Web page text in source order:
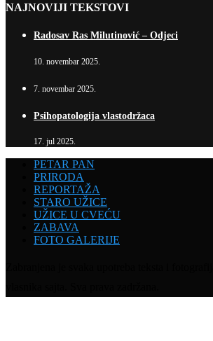
NAJNOVIJI TEKSTOVI
Radosav Ras Milutinović – Odjeci
10. novembar 2025.
7. novembar 2025.
Psihopatologija vlastodržaca
17. jul 2025.
PETAR PAN
PRIRODA
REPORTAŽA
STARO UŽICE
UŽICE U CVEĆU
ZABAVA
FOTO GALERIJE